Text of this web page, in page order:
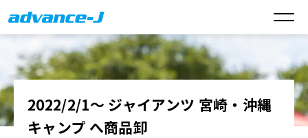
2022/2/1～ ジャイアンツ 宮崎・沖縄
キャンプ へ商品卸